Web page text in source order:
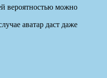
вероятностью можно
аватар даст даже